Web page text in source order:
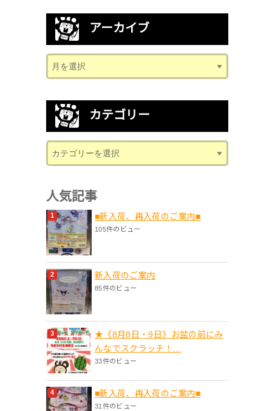
アーカイブ
カテゴリー
人気記事
■新入荷、再入荷のご案内■
105件のビュー
新入荷のご案内
85件のビュー
★《8月8日・9日》お盆の前にみ
んなでスクラッチ！...
33件のビュー
■新入荷、再入荷のご案内■
31件のビュー